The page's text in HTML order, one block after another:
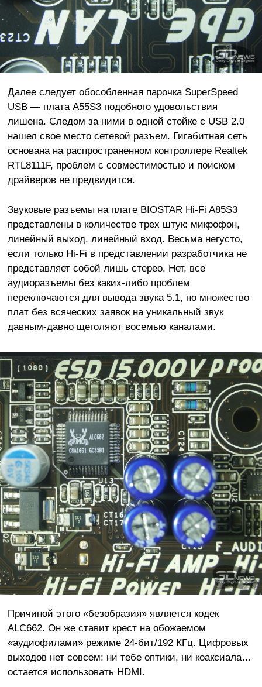
Далее следует обособленная парочка SuperSpeed
USB — плата A55S3 подобного удовольствия
лишена. Следом за ними в одной стойке с USB 2.0
нашел свое место сетевой разъем. Гигабитная сеть
основана на распространенном контроллере Realtek
RTL8111F, проблем с совместимостью и поиском
драйверов не предвидится.
Звуковые разъемы на плате BIOSTAR Hi-Fi A85S3
представлены в количестве трех штук: микрофон,
линейный выход, линейный вход. Весьма негусто,
если только Hi-Fi в представлении разработчика не
представляет собой лишь стерео. Нет, все
аудиоразъемы без каких-либо проблем
переключаются для вывода звука 5.1, но множество
плат без всяческих заявок на уникальный звук
давным-давно щеголяют восемью каналами.
Причиной этого «безобразия» является кодек
ALC662. Он же ставит крест на обожаемом
«аудиофилами» режиме 24-бит/192 КГц. Цифровых
выходов нет совсем: ни тебе оптики, ни коаксиала…
остается использовать HDMI.